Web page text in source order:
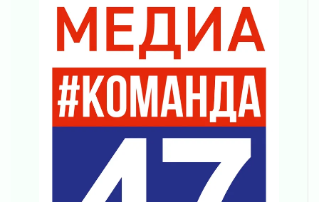
Поддержка волонтерских объединений
03 августа 2026
Ладожский мост полностью закроют на два
часа
03 августа 2026
Музеи Ленобласти обновляют пространства
03 августа 2026
Новая площадка: 2027
Часть медиков в Ленобласти сможет
рассчитывать на доплату от региона
03 августа 2026